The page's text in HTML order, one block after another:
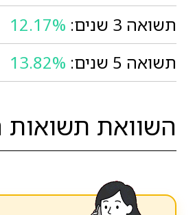
תשואה 3 שנים:
12.17%
תשואה 5 שנים:
13.82%
השוואת